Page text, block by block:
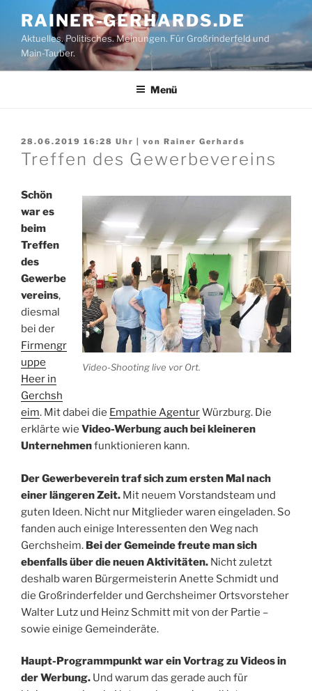
Inhalt
springen
RAINER-GERHARDS.DE
Aktuelles. Politisches. Meinungen. Für Großrinderfeld und
Main-Tauber.
Menü
28.06.2019 16:28 Uhr | von Rainer Gerhards
Treffen des Gewerbevereins
Video-Shooting live vor Ort.
Schön
war es
beim
Treffen
des
Gewerbe
vereins,
diesmal
bei der
Firmengr
uppe
Heer in
Gerchsh
eim. Mit dabei die Empathie AgenturWürzburg. Die
erklärte wie Video-Werbung auch bei kleineren
Unternehmenfunktionieren kann.
Der Gewerbeverein traf sich zum ersten Mal nach
einer längeren Zeit. Mit neuem Vorstandsteam und
guten Ideen. Nicht nur Mitglieder waren eingeladen. So
fanden auch einige Interessenten den Weg nach
Gerchsheim. Bei der Gemeinde freute man sich
ebenfalls über die neuen Aktivitäten. Nicht zuletzt
deshalb waren Bürgermeisterin Anette Schmidt und
die Großrinderfelder und Gerchsheimer Ortsvorsteher
Walter Lutz und Heinz Schmitt mit von der Partie –
sowie einige Gemeinderäte.
Haupt-Programmpunkt war ein Vortrag zu Videos in
der Werbung. Und warum das gerade auch für